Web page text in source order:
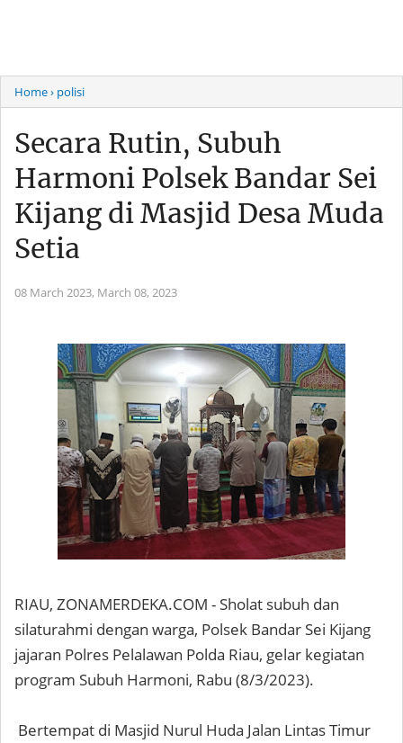
Home› polisi
Secara Rutin, Subuh
Harmoni Polsek Bandar Sei
Kijang di Masjid Desa Muda
Setia
08 March 2023, March 08, 2023
RIAU, ZONAMERDEKA.COM - Sholat subuh dan
silaturahmi dengan warga, Polsek Bandar Sei Kijang
jajaran Polres Pelalawan Polda Riau, gelar kegiatan
program Subuh Harmoni, Rabu (8/3/2023).
Bertempat di Masjid Nurul Huda Jalan Lintas Timur